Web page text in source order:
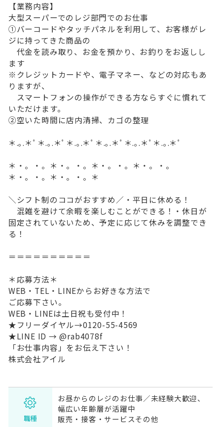
【業務内容】
大型スーパーでのレジ部門でのお仕事
①バーコードやタッチパネルを利用して、お客様がレ
ジに持ってきた商品の
代金を読み取り、お金を預かり、お釣りをお返しし
ます
※クレジットカードや、電子マネー、などの対応もあ
りますが、
スマートフォンの操作ができる方ならすぐに慣れて
いただけます。
②空いた時間に店内清掃、カゴの整理
＊.｡.＊ﾟ＊.｡.＊ﾟ＊.｡.＊ﾟ＊.｡.＊ﾟ＊.｡.＊ﾟ＊.｡.＊ﾟ
＊・。・。＊・。・。＊・。・。＊・。・。
＊・。・。＊・。・。＊
＼シフト制のココがおすすめ／・平日に休める！
混雑を避けて余暇を楽しむことができる！・休日が
固定されていないため、予定に応じて休みを調整でき
る！
＝＝＝＝＝＝＝＝＝＝
＊応募方法＊
WEB・TEL・LINEからお好きな方法で
ご応募下さい。
WEB・LINEは土日祝も受付中！
★フリーダイヤル→0120-55-4569
★LINE ID → @rab4078f
「お仕事内容」をお伝え下さい！
株式会社アイル
職種
お昼からのレジのお仕事／未経験大歓迎、
幅広い年齢層が活躍中
販売・接客・サービスその他